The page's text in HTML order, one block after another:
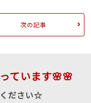
次の記事
ています🌸🌸
ださい☆